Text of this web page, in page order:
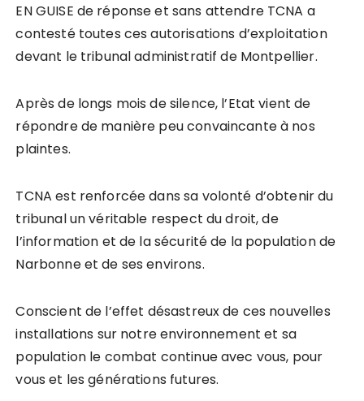
EN GUISE de réponse et sans attendre TCNA a
contesté toutes ces autorisations d’exploitation
devant le tribunal administratif de Montpellier.
Après de longs mois de silence, l’Etat vient de
répondre de manière peu convaincante à nos
plaintes.
TCNA est renforcée dans sa volonté d’obtenir du
tribunal un véritable respect du droit, de
l’information et de la sécurité de la population de
Narbonne et de ses environs.
Conscient de l’effet désastreux de ces nouvelles
installations sur notre environnement et sa
population le combat continue avec vous, pour
vous et les générations futures.